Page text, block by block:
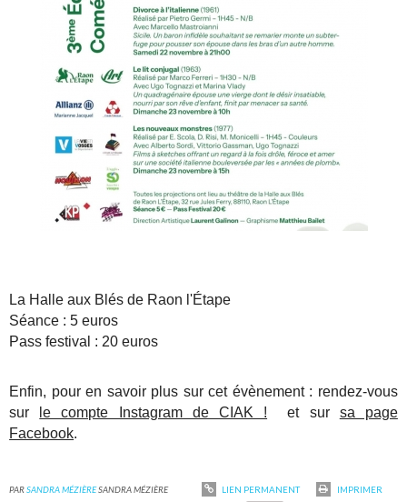
La Halle aux Blés de Raon l'Étape
Séance : 5 euros
Pass festival : 20 euros
Enfin, pour en savoir plus sur cet évènement : rendez-vous
sur
le compte Instagram de CIAK ! et sur sa page
Facebook.
PARSANDRA MÉZIÈRESANDRA MÉZIÈRE LIEN PERMANENT
IMPRIMER